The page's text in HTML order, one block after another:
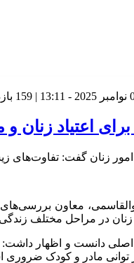
159 بازدید
اعتیاد زنان
زنان گفت: تفاوت‌های
معاون بررسی‌های
در مراحل مختلف
دانست و اظهار داشت:
توانی مادر و کودک